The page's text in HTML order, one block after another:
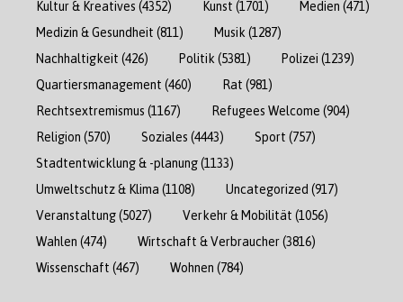
Kultur & Kreatives (4352) Kunst (1701) Medien (471)
Medizin & Gesundheit (811) Musik (1287)
Nachhaltigkeit (426) Politik (5381) Polizei (1239)
Quartiersmanagement (460) Rat (981)
Rechtsextremismus (1167) Refugees Welcome (904)
Religion (570) Soziales (4443) Sport (757)
Stadtentwicklung & -planung(1133)
Umweltschutz & Klima (1108) Uncategorized (917)
Veranstaltung(5027) Verkehr & Mobilität (1056)
Wahlen (474) Wirtschaft & Verbraucher(3816)
Wissenschaft (467) Wohnen (784)